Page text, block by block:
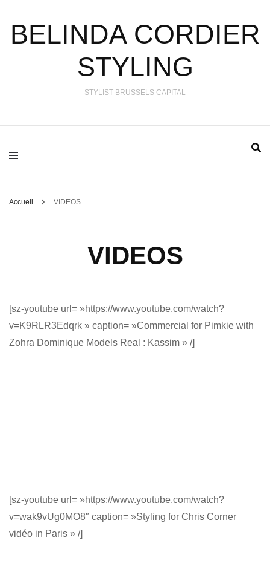
BELINDA CORDIER
STYLING
STYLIST BRUSSELS CAPITAL
Accueil VIDEOS
VIDEOS
[sz-youtube url= »https://www.youtube.com/watch?
v=K9RLR3Edqrk » caption= »Commercial for Pimkie with
Zohra Dominique Models Real : Kassim » /]
[sz-youtube url= »https://www.youtube.com/watch?
v=wak9vUg0MO8″ caption= »Styling for Chris Corner
vidéo in Paris » /]